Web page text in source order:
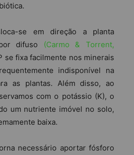
se em direção a planta
difuso (Carmo & Torrent,
se fixa facilmente nos minerais
indisponível na
as plantas. Além disso, ao
com o potássio (K), o
um nutriente imóvel no solo,
baixa.
necessário aportar fósforo